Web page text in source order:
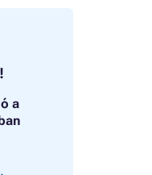
a